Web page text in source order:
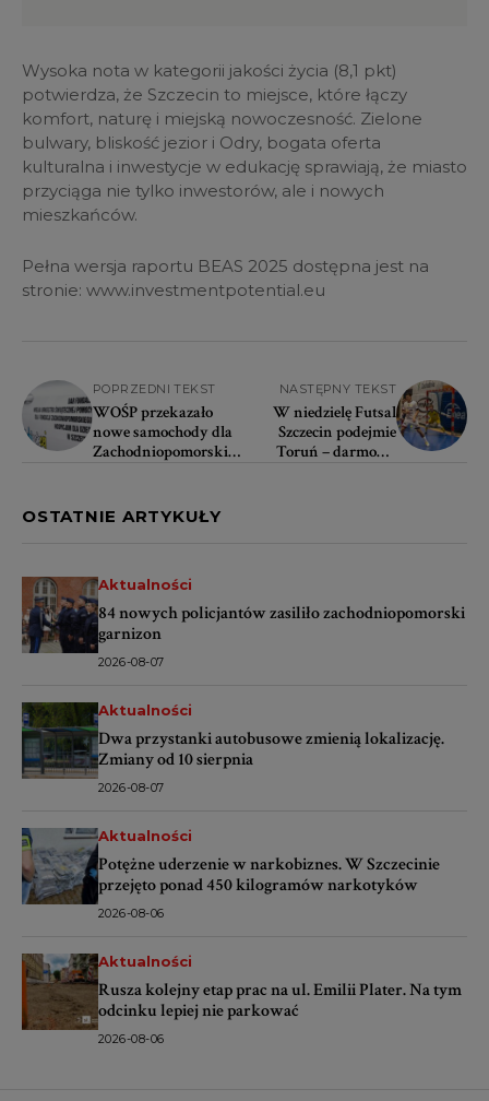
Wysoka nota w kategorii jakości życia (8,1 pkt)
potwierdza, że Szczecin to miejsce, które łączy
komfort, naturę i miejską nowoczesność. Zielone
bulwary, bliskość jezior i Odry, bogata oferta
kulturalna i inwestycje w edukację sprawiają, że miasto
przyciąga nie tylko inwestorów, ale i nowych
mieszkańców.
Pełna wersja raportu BEAS 2025 dostępna jest na
stronie: www.investmentpotential.eu
POPRZEDNI TEKST
WOŚP przekazało
nowe samochody dla
Zachodniopomorskieg
NASTĘPNY TEKST
W niedzielę Futsal
Szczecin podejmie
Toruń – darmowe
OSTATNIE ARTYKUŁY
Aktualności
84 nowych policjantów zasiliło zachodniopomorski
garnizon
2026-08-07
Aktualności
Dwa przystanki autobusowe zmienią lokalizację.
Zmiany od 10 sierpnia
2026-08-07
Aktualności
Potężne uderzenie w narkobiznes. W Szczecinie
przejęto ponad 450 kilogramów narkotyków
2026-08-06
Aktualności
Rusza kolejny etap prac na ul. Emilii Plater. Na tym
odcinku lepiej nie parkować
2026-08-06